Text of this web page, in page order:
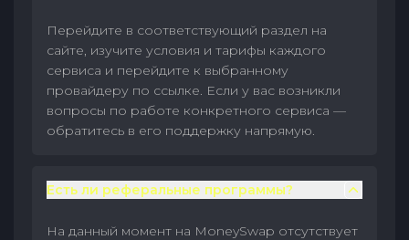
Перейдите в соответствующий раздел на
сайте, изучите условия и тарифы каждого
сервиса и перейдите к выбранному
провайдеру по ссылке. Если у вас возникли
вопросы по работе конкретного сервиса —
обратитесь в его поддержку напрямую.
Есть ли реферальные программы?
На данный момент на MoneySwap отсутствует